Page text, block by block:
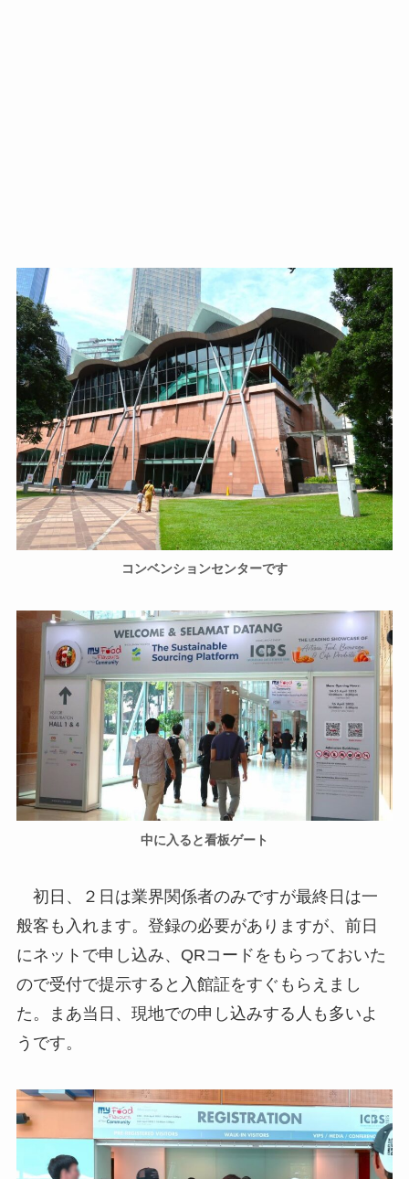
コンベンションセンターです
中に入ると看板ゲート
初日、２日は業界関係者のみですが最終日は一
般客も入れます。登録の必要がありますが、前日
にネットで申し込み、QRコードをもらっておいた
ので受付で提示すると入館証をすぐもらえまし
た。まあ当日、現地での申し込みする人も多いよ
うです。